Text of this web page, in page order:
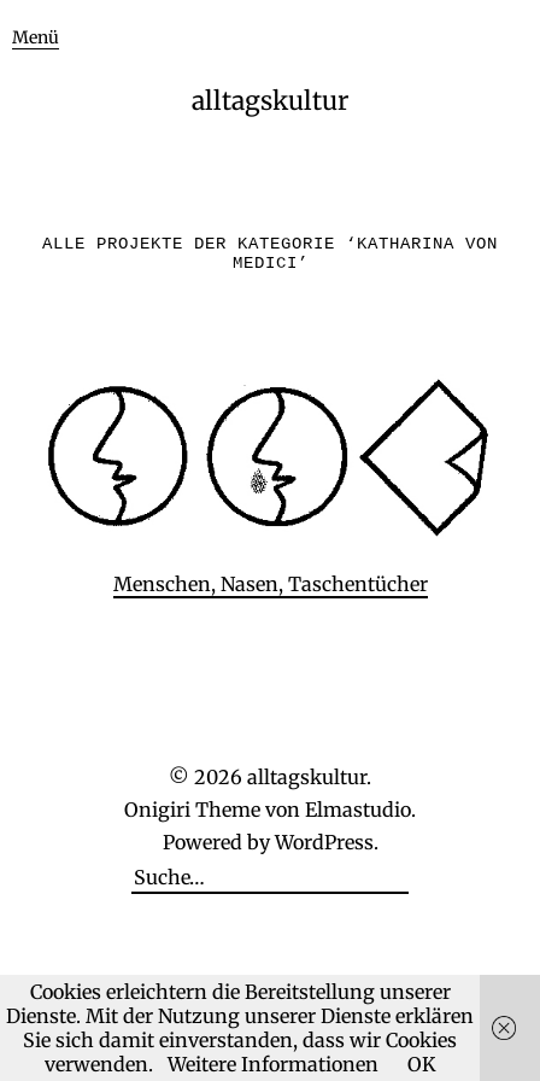
Menü
alltagskultur
ALLE PROJEKTE DER KATEGORIE ‘ KATHARINA VON
MEDICI ’
Menschen, Nasen, Taschentücher
© 2026 alltagskultur.
Onigiri Theme von Elmastudio.
Powered byWordPress.
Cookies erleichtern die Bereitstellung unserer
Dienste. Mit der Nutzung unserer Dienste erklären
Sie sich damit einverstanden, dass wir Cookies
verwenden.
Weitere Informationen OK